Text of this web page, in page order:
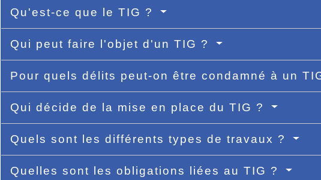
Qu'est-ce que le TIG ?
Qui peut faire l'objet d'un TIG ?
Pour quels délits peut-on être condamné à un
Qui décide de la mise en place du TIG ?
Quels sont les différents types de travaux ?
Quelles sont les obligations liées au TIG ?